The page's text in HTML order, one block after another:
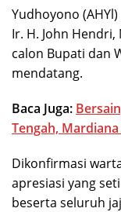
Yudhoyono
Ir. H. John Hendri,
calon Bupati dan
mendatang.
Baca Juga:
Tengah,
Dikonfirmasi
apresiasi yang
beserta seluruh